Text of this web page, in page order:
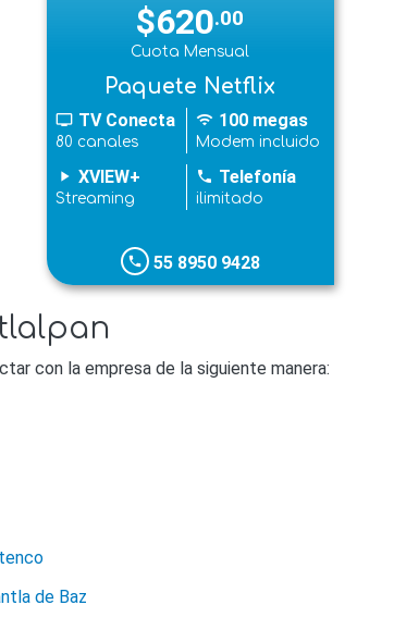
$620.00
Cuota Mensual
Paquete Netflix
tv TV Conecta
80 canales
wifi 100 megas
Modem incluido
play_arrow XVIEW+
Streaming
phone Telefonía
ilimitado
phone 55 8950 9428
con la empresa de la siguiente manera:
de Baz